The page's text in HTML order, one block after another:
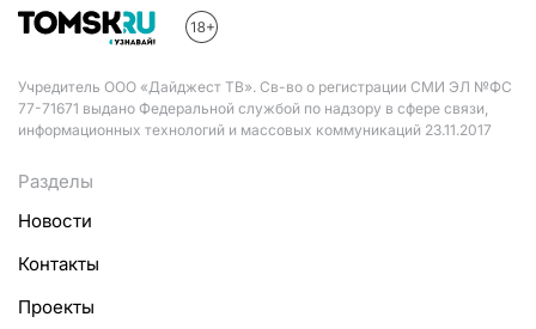
Учредитель ООО «Дайджест ТВ». Св-во о регистрации СМИ ЭЛ №ФС
77-71671 выдано Федеральной службой по надзору в сфере связи,
информационных технологий и массовых коммуникаций 23.11.2017
Разделы
Новости
Контакты
Проекты